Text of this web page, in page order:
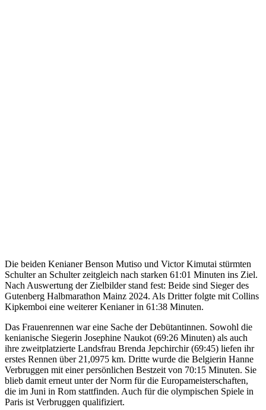
Die beiden Kenianer Benson Mutiso und Victor Kimutai stürmten
Schulter an Schulter zeitgleich nach starken 61:01 Minuten ins Ziel.
Nach Auswertung der Zielbilder stand fest: Beide sind Sieger des
Gutenberg Halbmarathon Mainz 2024. Als Dritter folgte mit Collins
Kipkemboi eine weiterer Kenianer in 61:38 Minuten.
Das Frauenrennen war eine Sache der Debütantinnen. Sowohl die
kenianische Siegerin Josephine Naukot (69:26 Minuten) als auch
ihre zweitplatzierte Landsfrau Brenda Jepchirchir (69:45) liefen ihr
erstes Rennen über 21,0975 km. Dritte wurde die Belgierin Hanne
Verbruggen mit einer persönlichen Bestzeit von 70:15 Minuten. Sie
blieb damit erneut unter der Norm für die Europameisterschaften,
die im Juni in Rom stattfinden. Auch für die olympischen Spiele in
Paris ist Verbruggen qualifiziert.